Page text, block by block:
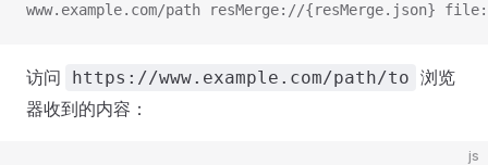
www.example.com/path resMerge://{resMerge.json}
访问 https://www.example.com/path/to 浏览
器收到的内容：
js